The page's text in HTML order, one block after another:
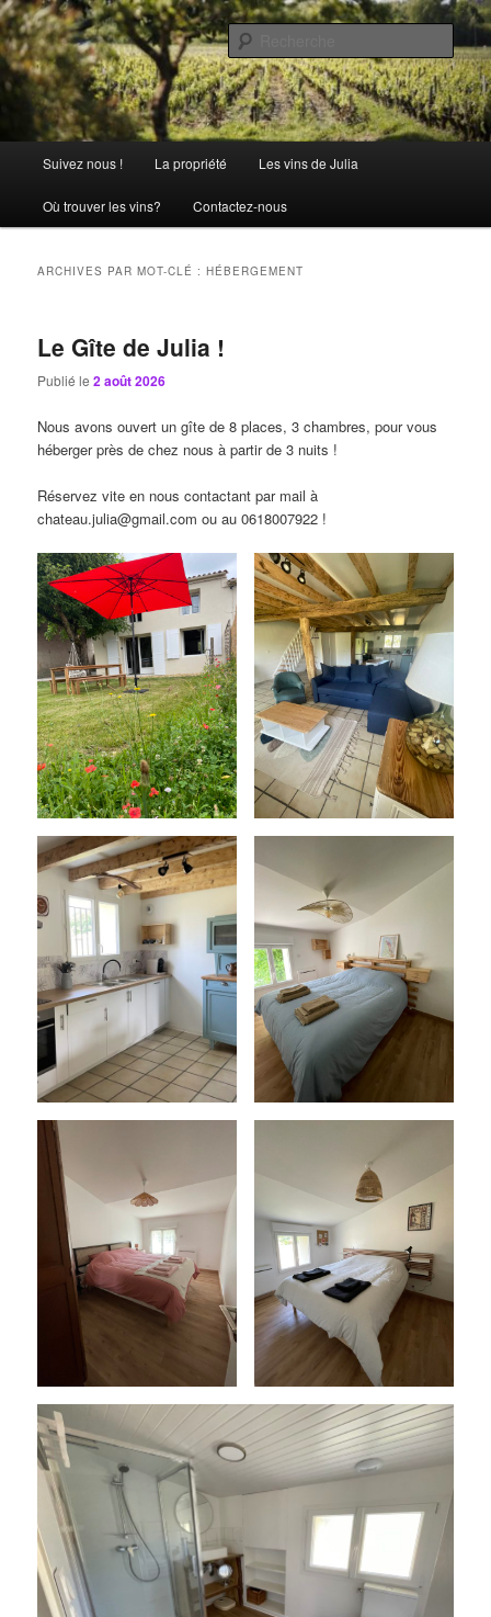
Aller
au
contenu
principal
Aller
au
contenu
secondaireChâteau Julia
La passion comme tradition
principal
Suivez nous ! La propriété Les vins de Julia
Où trouver les vins? Contactez-nous
ARCHIVES PAR MOT-CLÉ :HÉBERGEMENT
Le Gîte de Julia !
Publié le2 août 2026
Nous avons ouvert un gîte de 8 places, 3 chambres, pour vous
héberger près de chez nous à partir de 3 nuits !
Réservez vite en nous contactant par mail à
chateau.julia@gmail.com ou au 0618007922 !